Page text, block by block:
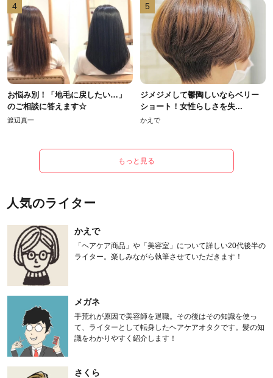
4
お悩み別！「地毛に戻したい…」
のご相談に答えます☆
渡辺真一
5
ジメジメして鬱陶しいならベリー
ショート！女性らしさを失...
かえで
もっと見る
人気のライター
かえで
「ヘアケア商品」や「美容室」について詳しい20代後半の
ライター。楽しみながら執筆させていただきます！
メガネ
手荒れが原因で美容師を退職。その後はその知識を使っ
て、ライターとして転身したヘアケアオタクです。髪の知
識をわかりやすく紹介します！
さくら